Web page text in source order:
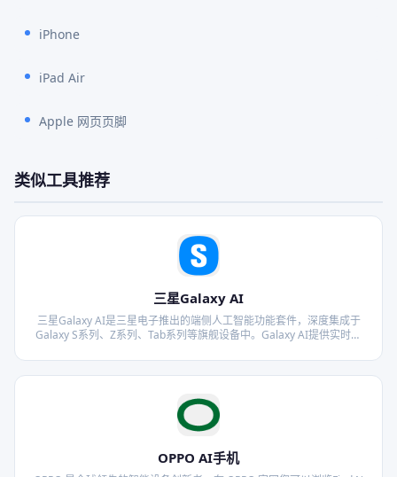
iPhone
iPad Air
Apple 网页页脚
类似工具推荐
三星Galaxy AI
三星Galaxy AI是三星电子推出的端侧人工智能功能套件，深度集成于
Galaxy S系列、Z系列、Tab系列等旗舰设备中。Galaxy AI提供实时通
能，让用户在日常使用中获得更加智能便捷的体验。三星持续通过AI技
术升级，让每个人都能感受到科技带来的品位生活。
OPPO AI手机